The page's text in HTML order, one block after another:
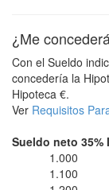
¿Me
Con el Sueldo
concedería la
Hipoteca €.
Ver Requisitos
Sueldo neto 35%
1.000
1.100